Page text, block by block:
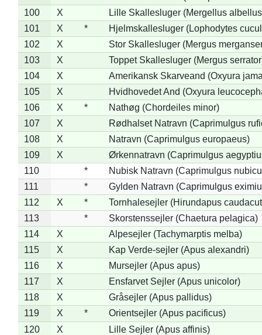
100
X
Lille Skallesluger (Mergellus
101
X *
Hjelmskallesluger (Lophodytes
102
X
Stor Skallesluger (Mergus
103
X
Toppet Skallesluger (Mergus
104
X
Amerikansk Skarveand (Oxyura
105
X
Hvidhovedet And (Oxyura
106
X *
Nathøg (Chordeiles minor)
107
X
Rødhalset Natravn (Caprimulgus
108
X
Natravn (Caprimulgus europaeus)
109
X
Ørkennatravn (Caprimulgus
110
*
Nubisk Natravn (Caprimulgus
111
*
Gylden Natravn (Caprimulgus
112
X *
Tornhalesejler (Hirundapus
113
*
Skorstenssejler (Chaetura pelagica)
114
X
Alpesejler (Tachymarptis melba)
115
X
Kap Verde-sejler (Apus alexandri)
116
X
Mursejler (Apus apus)
117
X
Ensfarvet Sejler (Apus unicolor)
118
X
Gråsejler (Apus pallidus)
119
X *
Orientsejler (Apus pacificus)
120
X
Lille Sejler (Apus affinis)